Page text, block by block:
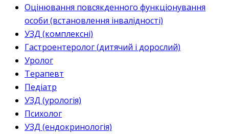
Оцінювання повсякденного функціонування
особи (встановлення інвалідності)
УЗД (комплексні)
Гастроентеролог (дитячий і дорослий)
Уролог
Терапевт
Педіатр
УЗД (урологія)
Психолог
УЗД (ендокринологія)